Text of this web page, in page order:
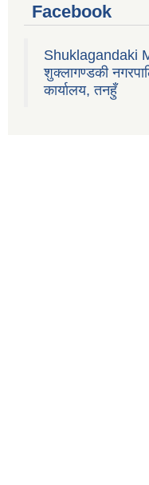
Facebook
Shuklagandaki
शुक्लागण्डकी
कार्यालय, तनहुँ